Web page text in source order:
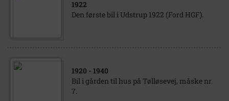
1922
Den første bil i Udstrup 1922 (Ford HGF).
1920 - 1940
Bil i gården til hus på Tølløsevej, måske nr.
7.